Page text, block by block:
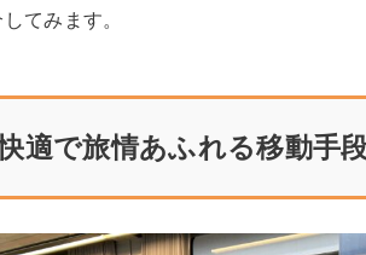
てみます。
適で旅情あふれる移動手